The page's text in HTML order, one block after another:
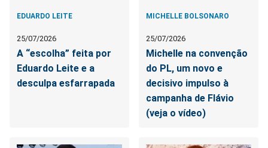
EDUARDO LEITE
25/07/2026
A “escolha” feita por
Eduardo Leite e a
desculpa esfarrapada
MICHELLE BOLSONARO
25/07/2026
Michelle na convenção
do PL, um novo e
decisivo impulso à
campanha de Flávio
(veja o vídeo)